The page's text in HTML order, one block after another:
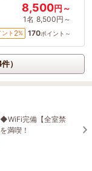
8,500円～
1名 8,500円～
ント 2% 170ポイント～
）
◆WiFi完備【全室禁
満喫！